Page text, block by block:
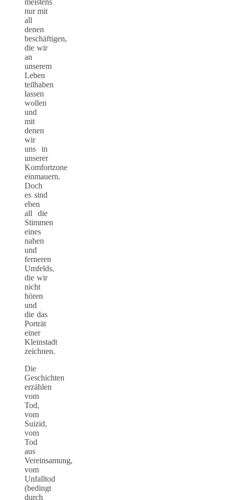
nur mit
all
denen
beschäftigen,
die wir
an
unserem
Leben
teilhaben
lassen
wollen
und
mit
denen
wir
uns in
unserer
Komfortzone
einmauern.
Doch
es sind
eben
all die
Stimmen
eines
nahen
und
ferneren
Umfelds,
die wir
nicht
hören
und
die das
Porträt
einer
Kleinstadt
zeichnen.
Die
Geschichten
erzählen
vom
Tod,
vom
Suizid,
vom
Tod
aus
Vereinsamung,
vom
Unfalltod
(bedingt
durch